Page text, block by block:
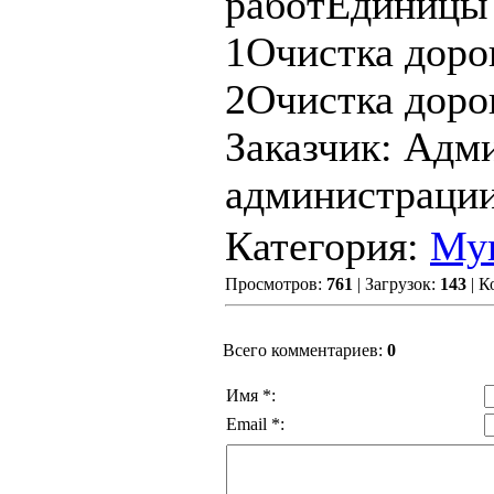
1Очистка
2Очистка
Заказчик:
Категория:
Просмотров: 761 | Загрузок: 143 |
Всего комментариев: 0
Имя *:
Email *: